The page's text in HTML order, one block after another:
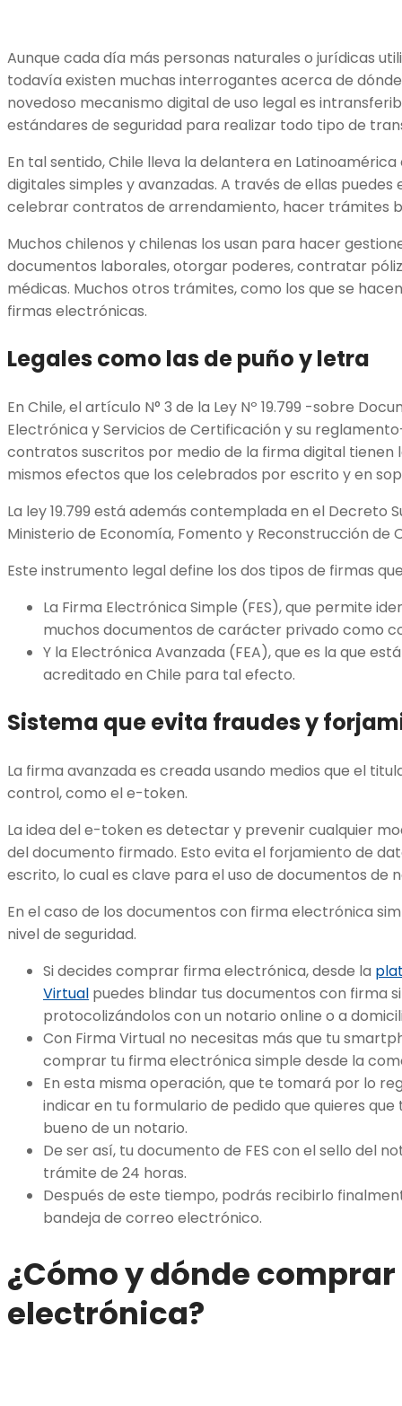
Aunque cada día más personas naturales o jurídicas
todavía existen muchas interrogantes acerca de
novedoso mecanismo digital de uso legal es
estándares de seguridad para realizar todo tipo de
En tal sentido, Chile lleva la delantera en
digitales simples y avanzadas. A través de ellas
celebrar contratos de arrendamiento, hacer trámites
Muchos chilenos y chilenas los usan para hacer
documentos laborales, otorgar poderes, contratar
médicas. Muchos otros trámites, como los que se
firmas electrónicas.
Legales como las de puño y letra
En Chile, el artículo N° 3 de la Ley Nº 19.799 -sobre
Electrónica y Servicios de Certificación y su
contratos suscritos por medio de la firma digital tienen
mismos efectos que los celebrados por escrito y en
La ley 19.799 está además contemplada en el Decreto
Ministerio de Economía, Fomento y Reconstrucción de
Este instrumento legal define los dos tipos de firmas
La Firma Electrónica Simple (FES), que permite
muchos documentos de carácter privado como
Y la Electrónica Avanzada (FEA), que es la que
acreditado en Chile para tal efecto.
Sistema que evita fraudes y
La firma avanzada es creada usando medios que el
control, como el e-token.
La idea del e-token es detectar y prevenir cualquier
del documento firmado. Esto evita el forjamiento de
escrito, lo cual es clave para el uso de documentos de
En el caso de los documentos con firma electrónica
nivel de seguridad.
Si decides comprar firma electrónica, desde la
Virtual puedes blindar tus documentos con firma
protocolizándolos con un notario online o a
Con Firma Virtual no necesitas más que tu
comprar tu firma electrónica simple desde la
En esta misma operación, que te tomará por lo
indicar en tu formulario de pedido que quieres
bueno de un notario.
De ser así, tu documento de FES con el sello del
trámite de 24 horas.
Después de este tiempo, podrás recibirlo
bandeja de correo electrónico.
¿Cómo y dónde
electrónica?